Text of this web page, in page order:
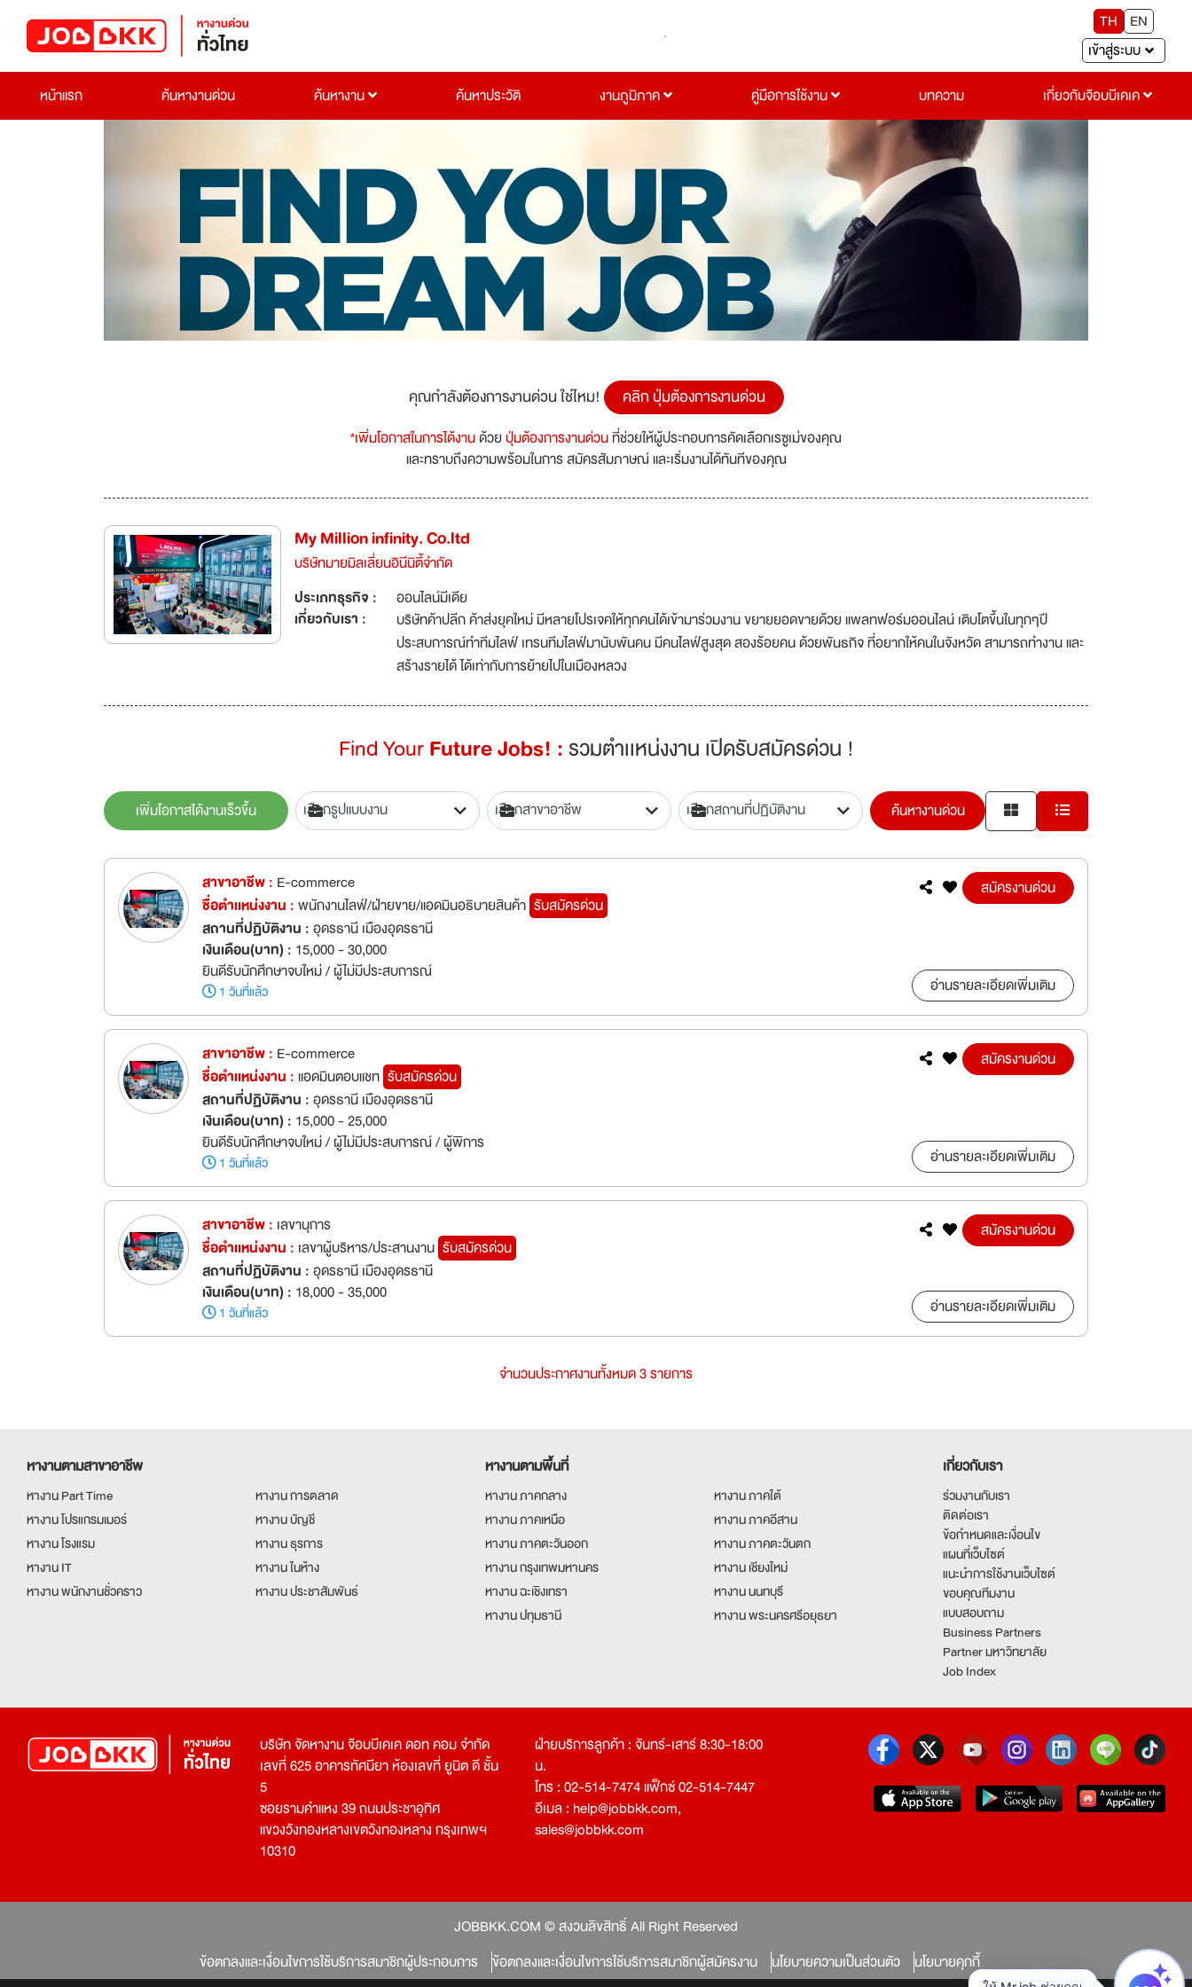
TH
EN
เข้าสู่ระบบ
หน้าแรก
ค้นหางานด่วน ค้นหางาน ค้นหาประวัติ งานภูมิภาค คู่มือการใช้งาน บทความ เกี่ยวกับจ๊อบบีเคเค
คุณกำลังต้องการงานด่วน ใช่ไหม! คลิก ปุ่มต้องการงานด่วน
*เพิ่มโอกาสในการได้งานด้วยปุ่มต้องการงานด่วนที่ช่วยให้ผู้ประกอบการคัดเลือกเรซูเม่ของคุณ
และทราบถึงความพร้อมในการ สมัครสัมภาษณ์ และเริ่มงานได้ทันทีของคุณ
My Million infinity. Co.ltd
บริษัทมายมิลเลี่ยนอินีนิตี้จำกัด
ประเภทธุรกิจ :
ออนไลน์มีเดีย
เกี่ยวกับเรา :
บริษัทค้าปลีก ค้าส่งยุคใหม่ มีหลายโปรเจคให้ทุกคนได้เข้ามาร่วมงาน ขยายยอดขายด้วย แพลทฟอร์มออนไลน์ เติบโตขึ้นในทุกๆปี
ประสบการณ์ทำทีมไลฟ์ เทรนทีมไลฟ์มานับพันคน มีคนไลฟ์สูงสุด สองร้อยคน ด้วยพันธกิจ ที่อยากให้คนในจังหวัด สามารถทำงาน และ
สร้างรายได้ ได้เท่ากับการย้ายไปในเมืองหลวง
Find YourFuture Jobs! :รวมตำเเหน่งงาน เปิดรับสมัครด่วน !
เพิ่มโอกาสได้งานเร็วขึ้น ค้นหางานด่วน
สาขาอาชีพ : E-commerce
ชื่อตำเเหน่งงาน :พนักงานไลฟ์/ฝ่ายขาย/แอดมินอธิบายสินค้า รับสมัครด่วน
สถานที่ปฏิบัติงาน :อุดรธานี เมืองอุดรธานี
เงินเดือน(บาท) : 15,000 - 30,000
ยินดีรับนักศึกษาจบใหม่ / ผู้ไม่มีประสบการณ์
1 วันที่แล้ว
สมัครงานด่วน
อ่านรายละเอียดเพิ่มเติม
สาขาอาชีพ : E-commerce
ชื่อตำเเหน่งงาน :แอดมินตอบแชท รับสมัครด่วน
สถานที่ปฏิบัติงาน :อุดรธานี เมืองอุดรธานี
เงินเดือน(บาท) : 15,000 - 25,000
ยินดีรับนักศึกษาจบใหม่ / ผู้ไม่มีประสบการณ์ / ผู้พิการ
1 วันที่แล้ว
สมัครงานด่วน
อ่านรายละเอียดเพิ่มเติม
สาขาอาชีพ : เลขานุการ
ชื่อตำเเหน่งงาน : เลขาผู้บริหาร/ประสานงาน รับสมัครด่วน
สถานที่ปฏิบัติงาน :อุดรธานี เมืองอุดรธานี
เงินเดือน(บาท) : 18,000 - 35,000
1 วันที่แล้ว
สมัครงานด่วน
อ่านรายละเอียดเพิ่มเติม
จำนวนประกาศงานทั้งหมด 3 รายการ
หางานตามสาขาอาชีพ
หางาน Part Time
หางาน การตลาด
หางาน โปรแกรมเมอร์
หางาน บัญชี
หางาน โรงแรม
หางาน ธุรการ
หางาน IT
หางาน ในห้าง
หางาน พนักงานชั่วคราว
หางาน ประชาสัมพันธ์
หางานตามพื้นที่
หางาน ภาคกลาง
หางาน ภาคใต้
หางาน ภาคเหนือ
หางาน ภาคอีสาน
หางาน ภาคตะวันออก
หางาน ภาคตะวันตก
หางาน กรุงเทพมหานคร
หางาน เชียงใหม่
หางาน ฉะเชิงเทรา
หางาน นนทบุรี
หางาน ปทุมธานี
หางาน พระนครศรีอยุธยา
เกี่ยวกับเรา
ร่วมงานกับเรา
ติดต่อเรา
ข้อกำหนดและเงื่อนไข
แผนที่เว็บไซต์
แนะนำการใช้งานเว็บไซต์
ขอบคุณทีมงาน
แบบสอบถาม
Business Partners
Partner มหาวิทยาลัย
Job Index
บริษัท จัดหางาน จ๊อบบีเคเค ดอท คอม จำกัด
เลขที่ 625 อาคารทัศนียา ห้องเลขที่ ยูนิต ดี ชั้น
5
ซอยรามคำแหง 39 ถนนประชาอุทิศ
แขวงวังทองหลางเขตวังทองหลาง กรุงเทพฯ
10310
ฝ่ายบริการลูกค้า : จันทร์-เสาร์ 8:30-18:00
น.
โทร : 02-514-7474 แฟ็กซ์ 02-514-7447
อีเมล : help@jobbkk.com,
sales@jobbkk.com
JOBBKK.COM © สงวนลิขสิทธิ์ All Right Reserved
ข้อตกลงและเงื่อนไขการใช้บริการสมาชิกผู้ประกอบการ
ข้อตกลงและเงื่อนไขการใช้บริการสมาชิกผู้สมัครงาน นโยบายความเป็นส่วนตัว นโยบายคุกกี้